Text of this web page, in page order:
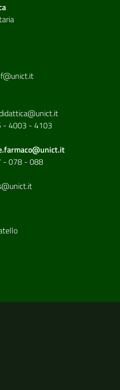
- 4003 - 4103
- 078 - 088
utili